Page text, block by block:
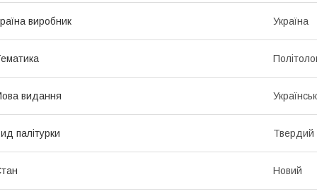
виробник Україна
видання
палітурки Твердий
Новий